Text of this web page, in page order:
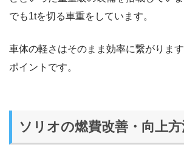
でも1tを切る車重をしています。
車体の軽さはそのまま効率に繋がりま
ポイントです。
ソリオの燃費改善・向上